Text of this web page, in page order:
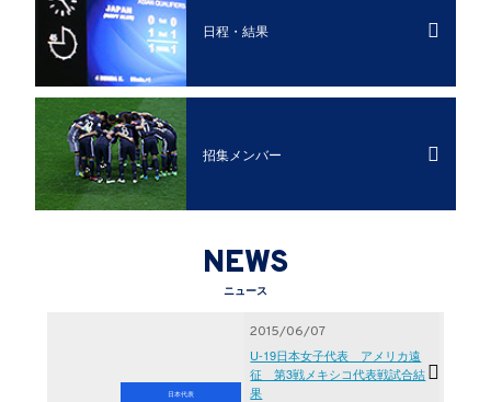
日程・結果
招集メンバー
NEWS
ニュース
日本代表
2015/06/07
U-19日本女子代表 アメリカ遠
征 第3戦メキシコ代表戦試合結
果